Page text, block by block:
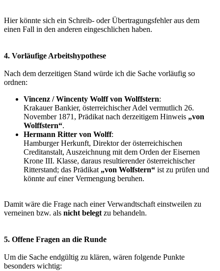
Hier könnte sich ein Schreib- oder Übertragungsfehler aus dem
einen Fall in den anderen eingeschlichen haben.
4. Vorläufige Arbeitshypothese
Nach dem derzeitigen Stand würde ich die Sache vorläufig so
ordnen:
Vincenz / Wincenty Wolff von Wolffstern:
Krakauer Bankier, österreichischer Adel vermutlich 26.
November 1871, Prädikat nach derzeitigem Hinweis „von
Wolffstern“.
Hermann Ritter von Wolff:
Hamburger Herkunft, Direktor der österreichischen
Creditanstalt, Auszeichnung mit dem Orden der Eisernen
Krone III. Klasse, daraus resultierender österreichischer
Ritterstand; das Prädikat „von Wolfstern“ ist zu prüfen und
könnte auf einer Vermengung beruhen.
Damit wäre die Frage nach einer Verwandtschaft einstweilen zu
verneinen bzw. als nicht belegt zu behandeln.
5. Offene Fragen an die Runde
Um die Sache endgültig zu klären, wären folgende Punkte
besonders wichtig: